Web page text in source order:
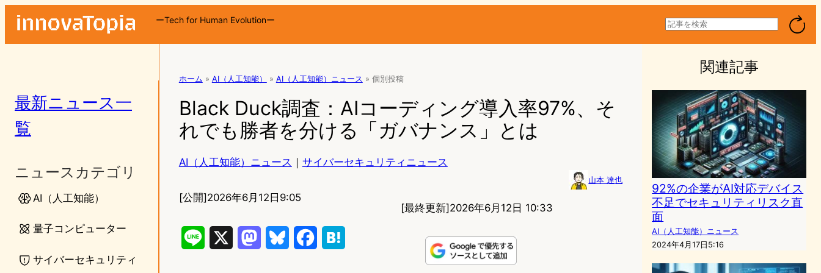
ーTech for Human Evolutionー
検
索
最新ニュース一
覧
ニュースカテゴリ
AI（人工知能）
量子コンピューター
サイバーセキュリティ
ホーム » AI（人工知能） » AI（人工知能）ニュース » 個別投稿
Black Duck調査：AIコーディング導入率97%、そ
れでも勝者を分ける「ガバナンス」とは
AI（人工知能）ニュース ｜ サイバーセキュリティニュース
山本 達也
[公開]2026年6月12日9:05
[最終更新]2026年6月12日 10:33
関連記事
92%の企業がAI対応デバイス
不足でセキュリティリスク直
面
AI（人工知能）ニュース
2024年4月17日5:16